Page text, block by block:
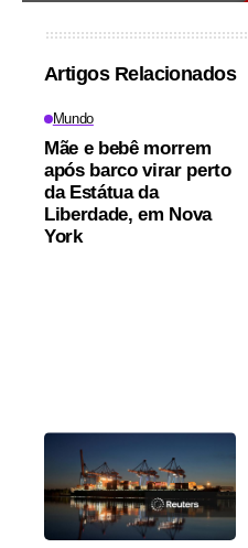
Artigos Relacionados
Mundo
Mãe e bebê morrem
após barco virar perto
da Estátua da
Liberdade, em Nova
York